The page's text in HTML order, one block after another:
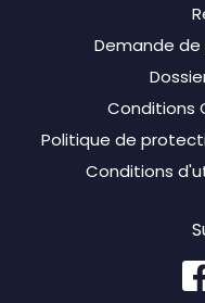
Demande
Conditions
Politique de
Conditions